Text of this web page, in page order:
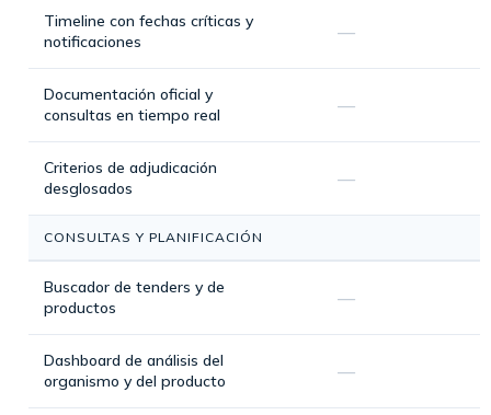
Timeline con fechas críticas y
notificaciones
—
Documentación oficial y
consultas en tiempo real
—
Criterios de adjudicación
desglosados
—
CONSULTAS Y PLANIFICACIÓN
Buscador de tenders y de
productos
—
Dashboard de análisis del
organismo y del producto
—